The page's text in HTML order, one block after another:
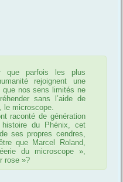
que parfois les plus
rejoignent une
que nos sens limités ne
sans l’aide de
le microscope.
raconté de génération
du Phénix, cet
ses propres cendres,
que Marcel Roland,
du microscope »,
rose »?